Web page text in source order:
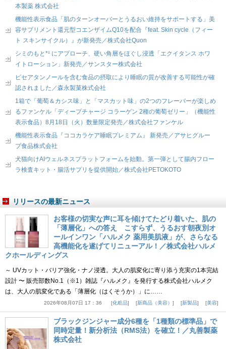
本製薬 株式会社
機能性表示食品「肌のターンオーバーとうるおい維持をサポートする」美
容サプリメント還元型コエンザイムQ10を配合『feat. Skin cycle（フィー
ト スキンサイクル）』が新発売／株式会社Quon
シミのもと*¹ にアプローチ、硬い角層をほぐし浸透「エクイタンス ホワ
イトローション」新発売／サンスター株式会社
ピセアタンノールを含む食品の摂取により睡眠の質が改善する可能性が確
認されました／森永製菓株式会社
1箱で「葡萄＆カシス味」と「マスカット味」の2つのフレーバーが楽しめ
るファンケル「ディープチャージ コラーゲン 2種の葡萄ゼリー」（機能性
表示食品）8月18日（火）数量限定発売／株式会社ファンケル
機能性表示食品『ココカラケア睡眠プレミアム』 新発売／アサヒグルー
プ食品株式会社
犬猫向けAIウェルネスプラットフォームを始動。第一弾として腸内フロー
ラ検査キット・腸活サプリを提供開始／株式会社PETOKOTO
リリースの最新ニュース
お客様の切実な声に耳を傾けてたどり着いた、肌の
「薄層化」への答え こすらず、うるおす朝夜別オ
ールインワン「ハルメク 薬用美肌液」が、さらなる
高機能化を遂げてリニューアル！／株式会社ハルメ
クホールディングス
～ UVカット・バリア強化・ナノ浸透。大人の肌変化に寄り添う充実の1本完結
設計 〜 販売部数No.1（※1）雑誌『ハルメク』を発行する株式会社ハルメク
は、大人の肌変化である「薄層化（はくそうか）」に……
2026年08月07日 17：36 化粧品 新商品（美容） 新製品 美容
ブラックジンジャー成分6種を「1種類の標準品」で
同時定量！新分析法（RMS法）を確立！／丸善製薬
株式会社